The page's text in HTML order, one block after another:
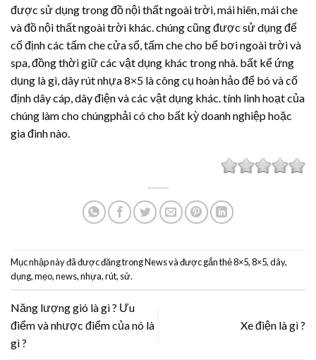
được sử dụng trong đồ nội thất ngoài trời, mái hiên, mái che
và đồ nội thất ngoài trời khác. chúng cũng được sử dụng để
cố định các tấm che cửa sổ, tấm che cho bể bơi ngoài trời và
spa, đồng thời giữ các vật dụng khác trong nhà. bất kể ứng
dụng là gì,dây rút nhựa8×5 là công cụ hoàn hảo để bó và cố
định dây cáp, dây điện và các vật dụng khác. tính linh hoạt của
chúng làm cho chúngphải có cho bất kỳ doanh nghiệp hoặc
gia đình nào.
Mục nhập này đã được đăng trongNewsvà được gắn thẻ8×5,8×5,dây,
dụng,mẹo,news,nhựa,rút, sử.
Năng lượng gió là gì ? Ưu
điểm và nhược điểm của nó là
gì ?
Xe điện là gì ?